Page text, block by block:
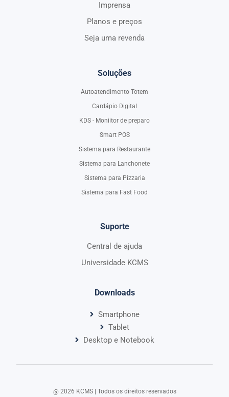
Imprensa
Planos e preços
Seja uma revenda
Soluções
Autoatendimento Totem
Cardápio Digital
KDS - Moniitor de preparo
Smart POS
Sistema para Restaurante
Sistema para Lanchonete
Sistema para Pizzaria
Sistema para Fast Food
Suporte
Central de ajuda
Universidade KCMS
Downloads
Smartphone
Tablet
Desktop e Notebook
@ 2026 KCMS | Todos os direitos reservados​